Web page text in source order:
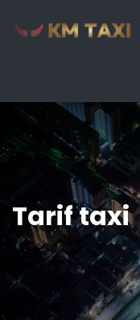
Tarif taxi